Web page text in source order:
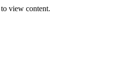
view content.